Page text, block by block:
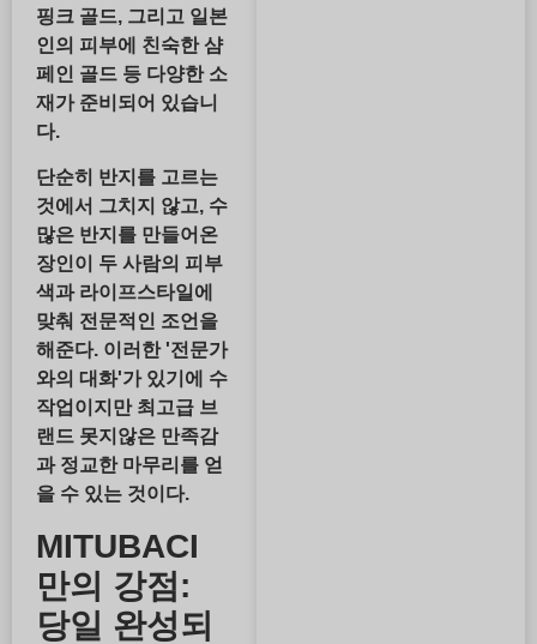
핑크 골드, 그리고 일본
인의 피부에 친숙한 샴
페인 골드 등 다양한 소
재가 준비되어 있습니
다.
단순히 반지를 고르는
것에서 그치지 않고, 수
많은 반지를 만들어온
장인이 두 사람의 피부
색과 라이프스타일에
맞춰 전문적인 조언을
해준다. 이러한 '전문가
와의 대화'가 있기에 수
작업이지만 최고급 브
랜드 못지않은 만족감
과 정교한 마무리를 얻
을 수 있는 것이다.
MITUBACI
만의 강점:
당일 완성되